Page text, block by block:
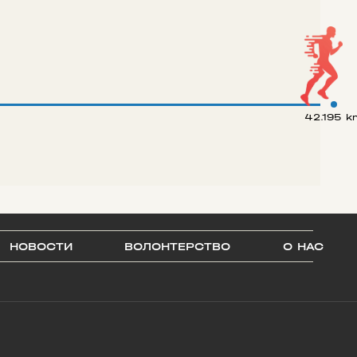
42.195
НОВОСТИ ВОЛОНТЕРСТВО О НАС